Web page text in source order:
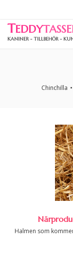
TEDDY
KANINER - TILLBEHÖR -
Chinchilla
Halmen som